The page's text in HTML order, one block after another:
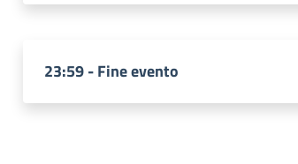
23:59 - Fine evento